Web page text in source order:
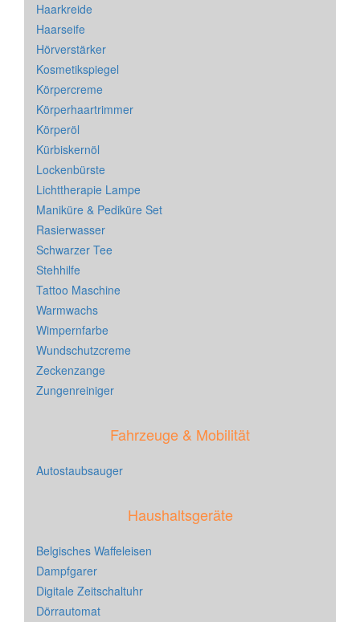
Haarkreide
Haarseife
Hörverstärker
Kosmetikspiegel
Körpercreme
Körperhaartrimmer
Körperöl
Kürbiskernöl
Lockenbürste
Lichttherapie Lampe
Maniküre & Pediküre Set
Rasierwasser
Schwarzer Tee
Stehhilfe
Tattoo Maschine
Warmwachs
Wimpernfarbe
Wundschutzcreme
Zeckenzange
Zungenreiniger
Fahrzeuge & Mobilität
Autostaubsauger
Haushaltsgeräte
Belgisches Waffeleisen
Dampfgarer
Digitale Zeitschaltuhr
Dörrautomat